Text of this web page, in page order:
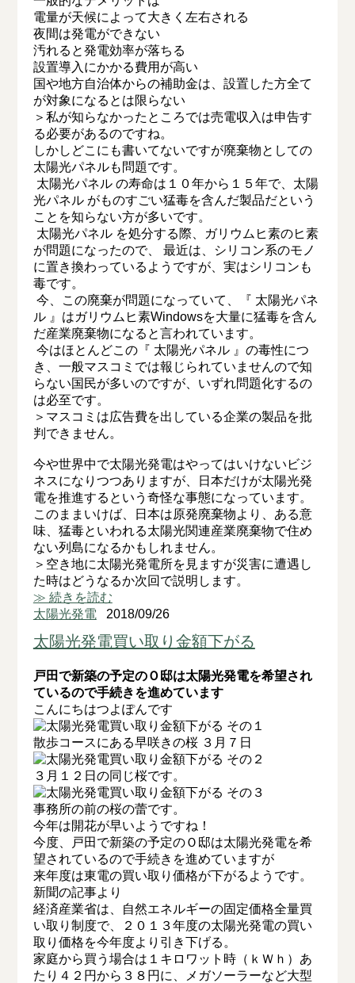
電量が天候によって大きく左右される
夜間は発電ができない
汚れると発電効率が落ちる
設置導入にかかる費用が高い
国や地方自治体からの補助金は、設置した方全て
が対象になるとは限らない
＞私が知らなかったところでは売電収入は申告す
る必要があるのですね。
しかしどこにも書いてないですが廃棄物としての
太陽光パネルも問題です。
太陽光パネル の寿命は１０年から１５年で、太陽
光パネル がものすごい猛毒を含んだ製品だという
ことを知らない方が多いです。
太陽光パネル を処分する際、ガリウムヒ素のヒ素
が問題になったので、 最近は、シリコン系のモノ
に置き換わっているようですが、実はシリコンも
毒です。
今、この廃棄が問題になっていて、『 太陽光パネ
ル 』はガリウムヒ素Windowsを大量に猛毒を含ん
だ産業廃棄物になると言われています。
今はほとんどこの『 太陽光パネル 』の毒性につ
き、一般マスコミでは報じられていませんので知
らない国民が多いのですが、いずれ問題化するの
は必至です。
＞マスコミは広告費を出している企業の製品を批
判できません。
今や世界中で太陽光発電はやってはいけないビジ
ネスになりつつありますが、日本だけが太陽光発
電を推進するという奇怪な事態になっています。
このままいけば、日本は原発廃棄物より、ある意
味、猛毒といわれる太陽光関連産業廃棄物で住め
ない列島になるかもしれません。
＞空き地に太陽光発電所を見ますが災害に遭遇し
た時はどうなるか次回で説明します。
≫ 続きを読む
太陽光発電 2018/09/26
太陽光発電買い取り金額下がる
戸田で新築の予定のＯ邸は太陽光発電を希望され
ているので手続きを進めています
こんにちはつよぽんです
散歩コースにある早咲きの桜 ３月７日
３月１２日の同じ桜です。
事務所の前の桜の蕾です。
今年は開花が早いようですね！
今度、戸田で新築の予定のＯ邸は太陽光発電を希
望されているので手続きを進めていますが
来年度は東電の買い取り価格が下がるようです。
新聞の記事より
経済産業省は、自然エネルギーの固定価格全量買
い取り制度で、２０１３年度の太陽光発電の買い
取り価格を今年度より引き下げる。
家庭から買う場合は１キロワット時（ｋＷｈ）あ
たり４２円から３８円に、メガソーラーなど大型